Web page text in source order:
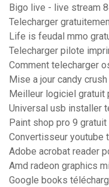
Bigo live - live stream
Telecharger
Life is feudal mmo
Telecharger pilote
Comment telecharger
Mise a jour candy
Meilleur logiciel gratuit
Universal usb installer
Paint shop pro 9 gratuit
Convertisseur youtube
Adobe acrobat reader
Amd radeon graphics
Google books